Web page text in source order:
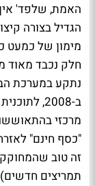
האמת, שלפד'
הגדיל בצורה
מימון של כמעט
חלק נכבד מאוד
נתקע במערכת
ב-2008,
מרכזי
"כסף חינם"
זה טוב
תמריצים